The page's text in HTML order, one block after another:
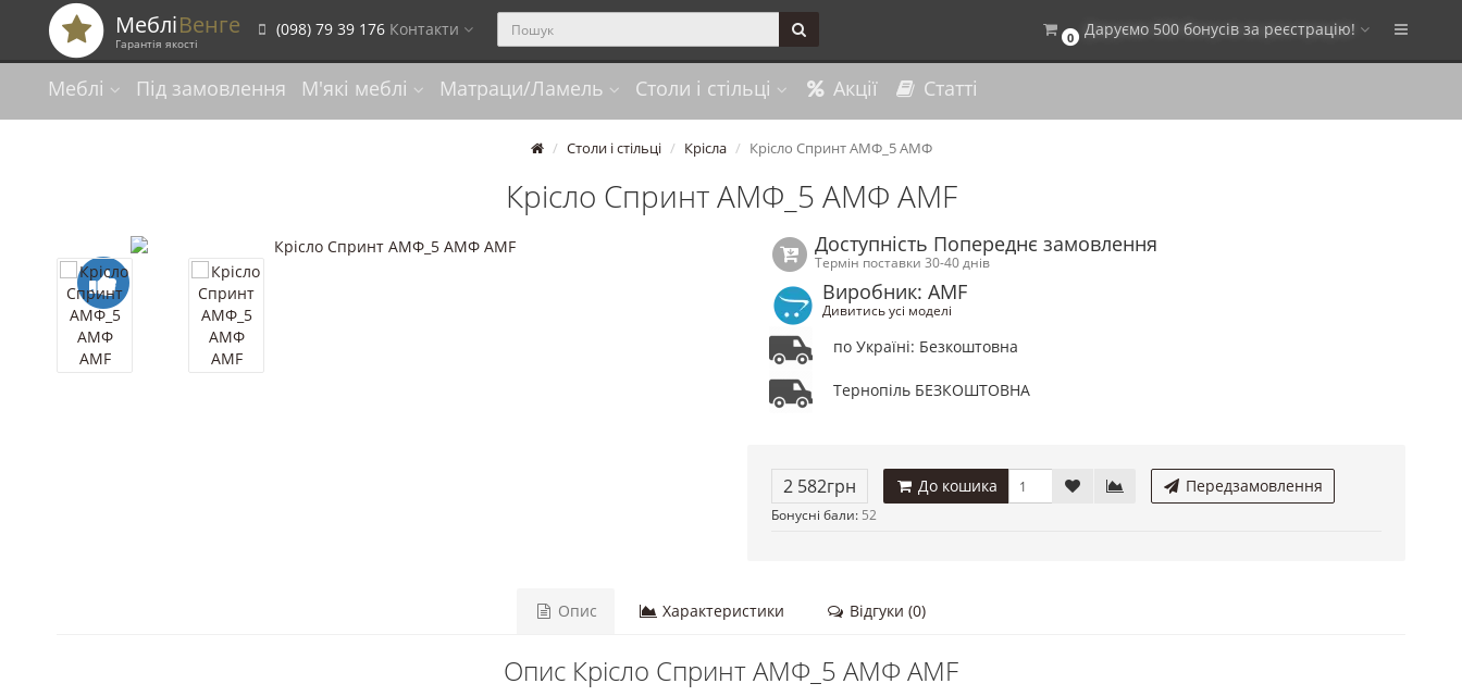
МебліВенге
Гарантія якості
(098) 79 39 176 Контакти 0 Даруємо 500 бонусів за реєстрацію!
Меблі Під замовлення М'які меблі Матраци/Ламель Столи і стільці Акції Статті
Столи і стільці Крісла Крісло Спринт АМФ_5 АМФ
Крісло Спринт АМФ_5 АМФ AMF
Доступність Попереднє замовлення
Термін поставки 30-40 днів
Виробник: AMF
Дивитись усі моделі
по Україні: Безкоштовна
Тернопіль БЕЗКОШТОВНА
2 582грн До кошика Передзамовлення
Бонусні бали: 52
Опис Характеристики Відгуки (0)
Опис Крісло Спринт АМФ_5 АМФ AMF